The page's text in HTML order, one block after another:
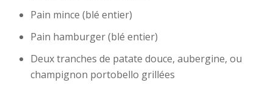
Pain mince (blé entier)
Pain hamburger (blé entier)
Deux tranches de patate douce, aubergine, ou
champignon portobello grillées